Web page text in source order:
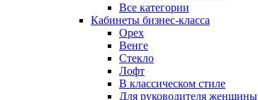
Все категории
Кабинеты бизнес-класса
Орех
Венге
Стекло
Лофт
В классическом стиле
Для руководителя женщины